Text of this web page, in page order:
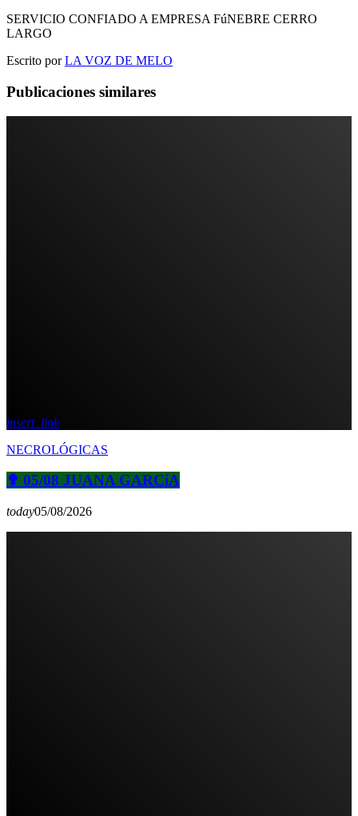
SERVICIO CONFIADO A EMPRESA FúNEBRE CERRO
LARGO
Escrito porLA VOZ DE MELO
Publicaciones similares
insert_link
NECROLÓGICAS
✟ 05/08 JUANA GARCíA
today05/08/2026